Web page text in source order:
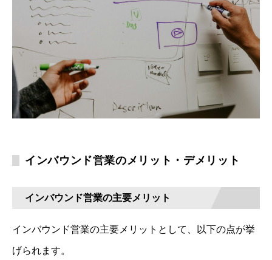
インバウンド営業のメリット・デメリット
インバウンド営業の主要メリット
インバウンド営業の主要メリットとして、以下の点が挙
げられます。